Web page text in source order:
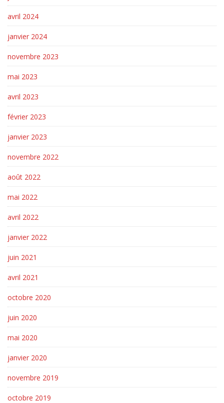
avril 2024
janvier 2024
novembre 2023
mai 2023
avril 2023
février 2023
janvier 2023
novembre 2022
août 2022
mai 2022
avril 2022
janvier 2022
juin 2021
avril 2021
octobre 2020
juin 2020
mai 2020
janvier 2020
novembre 2019
octobre 2019